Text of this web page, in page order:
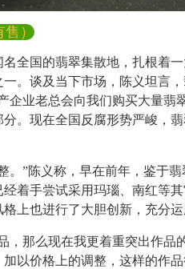
售）
国的翡翠集散地，扎根着一
。谈及当下市场，陈义坦言
企业老总会向我们购买大量翡
。现在全国反腐形势严峻，
”陈义称，早在前年，鉴于翡
着手尝试采用玛瑙、南红等
上也进行了大胆创新，充分运
那么现在我更着重突出作品
以价格上的调整，这样的作品